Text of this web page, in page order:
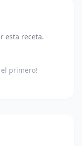
esta receta.
el primero!